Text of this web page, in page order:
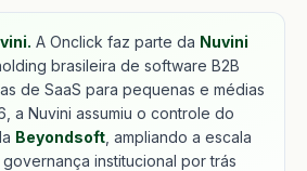
A Onclick faz parte da Nuvini
brasileira de software B2B
de SaaS para pequenas e médias
a Nuvini assumiu o controle do
Beyondsoft , ampliando a escala
institucional por trás